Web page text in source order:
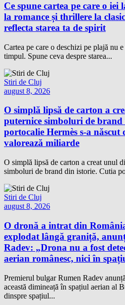
Ce spune cartea pe care o iei
la romance și thrillere la
reflecta starea ta de spirit
Cartea pe care o deschizi pe plajă nu
timpul. Spune ceva despre starea...
Stiri de Cluj
august 8, 2026
O simplă lipsă de carton a
puternice simboluri de
portocalie Hermès s-a
valorează miliarde
O simplă lipsă de carton a creat unul
simboluri de brand din istorie. Cutia
Stiri de Cluj
august 8, 2026
O dronă a intrat din
explodat lângă graniță,
Radev: „Drona nu a fost
aerian românesc, nici în
Premierul bulgar Rumen Radev
această dimineață în spațiul aerian al
dinspre spațiul...